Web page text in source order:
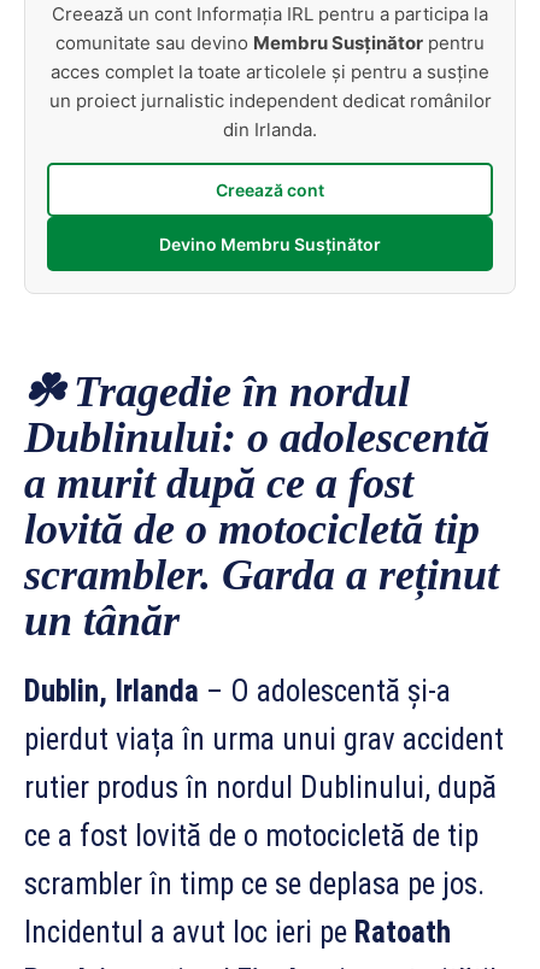
Creează un cont Informația IRL pentru a participa la
comunitate sau devino Membru Susținător pentru
acces complet la toate articolele și pentru a susține
un proiect jurnalistic independent dedicat românilor
din Irlanda.
Creează cont
Devino Membru Susținător
☘️ Tragedie în nordul
Dublinului: o adolescentă
a murit după ce a fost
lovită de o motocicletă tip
scrambler. Garda a reținut
un tânăr
Dublin, Irlanda – O adolescentă și-a
pierdut viața în urma unui grav accident
rutier produs în nordul Dublinului, după
ce a fost lovită de o motocicletă de tip
scrambler în timp ce se deplasa pe jos.
Incidentul a avut loc ieri pe Ratoath